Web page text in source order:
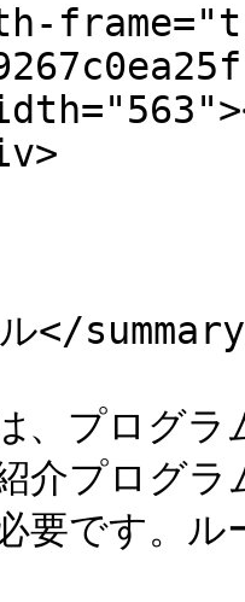
</
、プログ
介プログ
要です。